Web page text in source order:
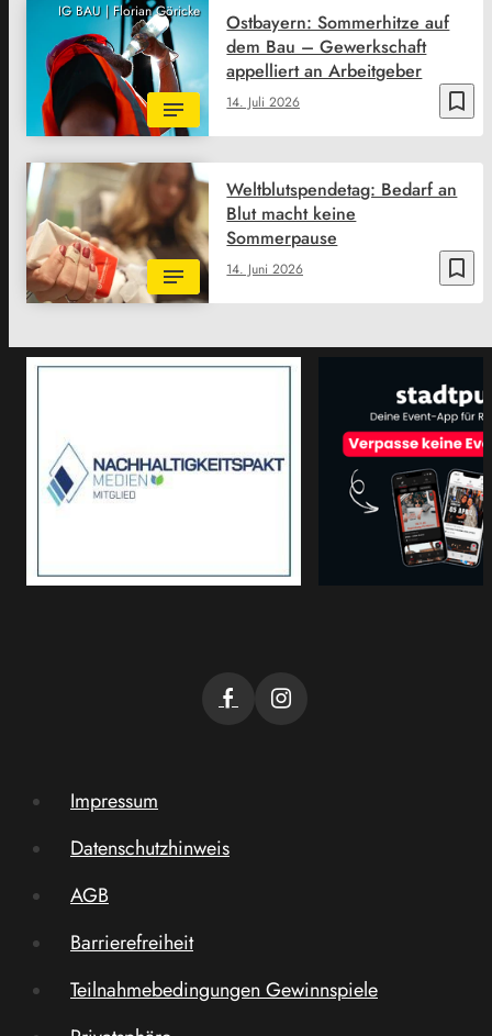
IG BAU | Florian Göricke
bookmark_border
14. Juli 2026
Ostbayern: Sommerhitze auf
dem Bau – Gewerkschaft
appelliert an Arbeitgeber
bookmark_border
14. Juni 2026
Weltblutspendetag: Bedarf an
Blut macht keine
Sommerpause
Impressum
Datenschutzhinweis
AGB
Barrierefreiheit
Teilnahmebedingungen Gewinnspiele